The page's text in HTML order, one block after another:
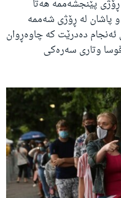
پێنجشەممە هەتا
پاشان لە ڕۆژی شەممە
دەدرێت کە چاوەڕوان
وتاری سەرەکی